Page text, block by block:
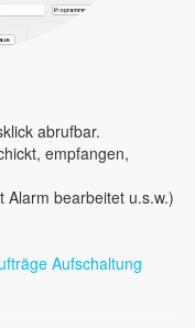
abrufbar.
empfangen,
bearbeitet u.s.w.)